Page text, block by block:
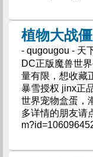
植物大战
- qugougou - 天
DC正版魔兽世
量有限，想收藏
暴雪授权 jinx正
世界宠物盒蛋，
多详情的朋友请